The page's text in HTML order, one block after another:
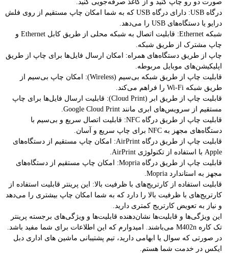
صورت دو رو چاپ کنید و از کاغذ صرفه‌جویی کنید.
درگاه USB: دارای درگاه USB که به شما امکان چاپ مستقیم از روی فلش
درایو یا دستگاه‌های USB را می‌دهد.
شبکه Ethernet: قابلیت اتصال به شبکه محلی از طریق کابل Ethernet و
چاپ مشترک از طریق شبکه.
چاپ از طریق دستگاه‌های همراه: امکان ارسال فایل‌ها برای چاپ از طریق
اپلیکیشن‌های موبایل مربوطه.
قابلیت چاپ از طریق شبکه بی‌سیم (Wireless): امکان چاپ بی‌سیم از
طریق شبکه Wi-Fi را فراهم می‌کند.
قابلیت چاپ از طریق ابر (Cloud Print): قابلیت ارسال فایل‌ها برای چاپ
مستقیم از سرویس‌های ابری مانند Google Cloud Print.
قابلیت چاپ از طریق درگاه NFC: قابلیت اتصال سریع و بی‌سیم با
دستگاه‌های مجهز به NFC برای چاپ سریع و آسان.
قابلیت چاپ از طریق درگاه AirPrint: امکان چاپ مستقیم از دستگاه‌های
Apple با استفاده از تکنولوژی AirPrint.
قابلیت چاپ از طریق درگاه Mopria: امکان چاپ مستقیم از دستگاه‌های
مجهز به استاندارد Mopria.
قابلیت استفاده از کارتریج‌های با ظرفیت بالا: این پرینتر قابلیت استفاده از
کارتریج‌های با ظرفیت بالا را دارد که به شما امکان چاپ بیشتری را می‌دهد
و نیاز به تعویض کارتریج کمتری دارید.
این ویژگی‌ها و قابلیت‌ها نشان‌دهنده قابلیت‌ها و ویژگی‌های برجسته پرینتر
تک کاره M402n می‌باشند. امیدوارم که این اطلاعات برای شما مفید باشد.
در صورتی که سوال یا ابهامی دارید، تیم پشتیبانی ماشین های اداری دبل
ایکس در خدمت شما هستم.